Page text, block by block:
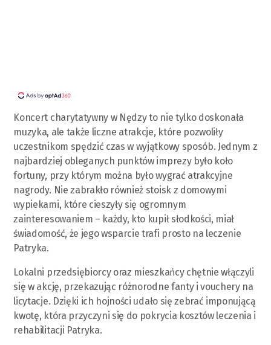
Koncert charytatywny w Nędzy to nie tylko doskonała
muzyka, ale także liczne atrakcje, które pozwoliły
uczestnikom spędzić czas w wyjątkowy sposób. Jednym z
najbardziej obleganych punktów imprezy było koło
fortuny, przy którym można było wygrać atrakcyjne
nagrody. Nie zabrakło również stoisk z domowymi
wypiekami, które cieszyły się ogromnym
zainteresowaniem – każdy, kto kupił słodkości, miał
świadomość, że jego wsparcie trafi prosto na leczenie
Patryka.
Lokalni przedsiębiorcy oraz mieszkańcy chętnie włączyli
się w akcję, przekazując różnorodne fanty i vouchery na
licytacje. Dzięki ich hojności udało się zebrać imponującą
kwotę, która przyczyni się do pokrycia kosztów leczenia i
rehabilitacji Patryka.